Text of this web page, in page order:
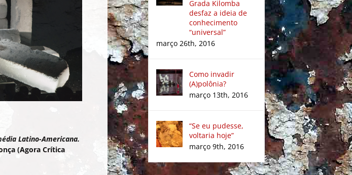
Latino-Americana.
(Agora Crítica
Grada Kilomba
desfaz a ideia de
conhecimento
“universal”
março 26th, 2016
Como invadir
(A)polônia?
março 13th, 2016
“Se eu pudesse,
voltaria hoje”
março 9th, 2016